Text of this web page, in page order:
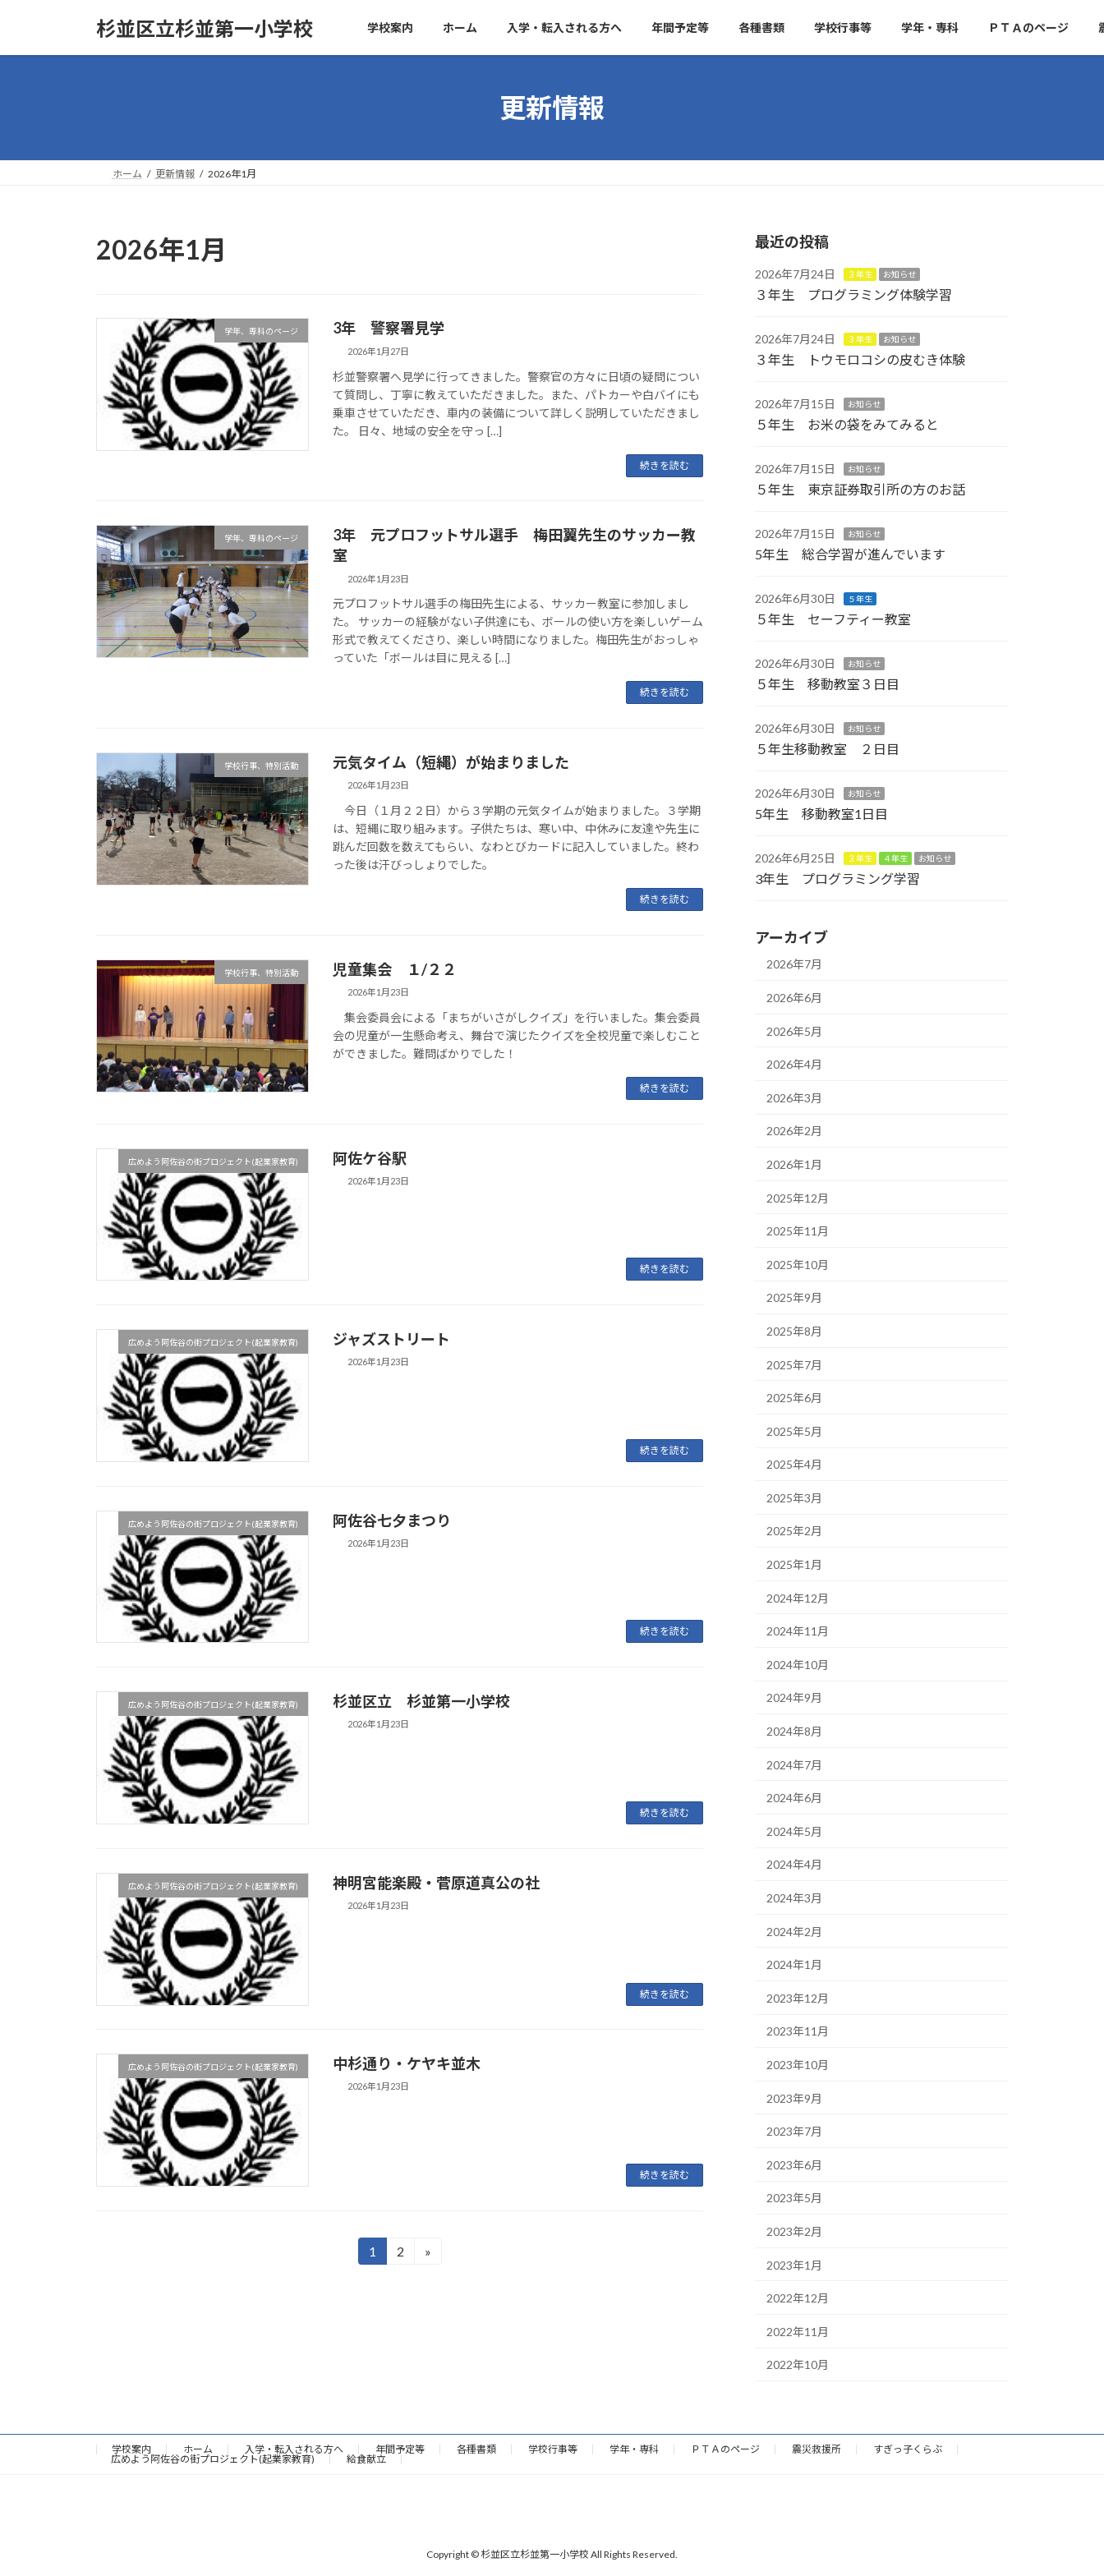
杉並区立杉並第一小学校 学校案内 ホーム 入学・転入される方へ 年間予定等 各種書類 学校行事等 学年・専科 ＰＴＡのページ
更新情報
ホーム 更新情報 2026年1月
2026年1月
学年、専科のページ 3年 警察署見学
2026年1月27日
杉並警察署へ見学に行ってきました。警察官の方々に日頃の疑問につい
て質問し、丁寧に教えていただきました。また、パトカーや白バイにも
乗車させていただき、車内の装備について詳しく説明していただきまし
た。 日々、地域の安全を守っ […]
続きを読む
学年、専科のページ
3年 元プロフットサル選手 梅田翼先生のサッカー教
室
2026年1月23日
元プロフットサル選手の梅田先生による、サッカー教室に参加しまし
た。 サッカーの経験がない子供達にも、ボールの使い方を楽しいゲーム
形式で教えてくださり、楽しい時間になりました。梅田先生がおっしゃ
っていた「ボールは目に見える […]
続きを読む
学校行事、特別活動 元気タイム（短縄）が始まりました
2026年1月23日
今日（１月２２日）から３学期の元気タイムが始まりました。３学期
は、短縄に取り組みます。子供たちは、寒い中、中休みに友達や先生に
跳んだ回数を数えてもらい、なわとびカードに記入していました。終わ
った後は汗びっしょりでした。
続きを読む
学校行事、特別活動 児童集会 １/２２
2026年1月23日
集会委員会による「まちがいさがしクイズ」を行いました。集会委員
会の児童が一生懸命考え、舞台で演じたクイズを全校児童で楽しむこと
ができました。難問ばかりでした！
続きを読む
広めよう阿佐谷の街プロジェクト(起業家教育) 阿佐ケ谷駅
2026年1月23日
続きを読む
広めよう阿佐谷の街プロジェクト(起業家教育) ジャズストリート
2026年1月23日
続きを読む
広めよう阿佐谷の街プロジェクト(起業家教育) 阿佐谷七夕まつり
2026年1月23日
続きを読む
広めよう阿佐谷の街プロジェクト(起業家教育) 杉並区立 杉並第一小学校
2026年1月23日
続きを読む
広めよう阿佐谷の街プロジェクト(起業家教育) 神明宮能楽殿・菅原道真公の社
2026年1月23日
続きを読む
広めよう阿佐谷の街プロジェクト(起業家教育) 中杉通り・ケヤキ並木
2026年1月23日
続きを読む
送
固
1
固
2 »
最近の投稿
2026年7月24日 ３年生 お知らせ
３年生 プログラミング体験学習
2026年7月24日 ３年生 お知らせ
３年生 トウモロコシの皮むき体験
2026年7月15日 お知らせ
５年生 お米の袋をみてみると
2026年7月15日 お知らせ
５年生 東京証券取引所の方のお話
2026年7月15日 お知らせ
5年生 総合学習が進んでいます
2026年6月30日 ５年生
５年生 セーフティー教室
2026年6月30日 お知らせ
５年生 移動教室３日目
2026年6月30日 お知らせ
５年生移動教室 ２日目
2026年6月30日 お知らせ
5年生 移動教室1日目
2026年6月25日 ３年生 ４年生 お知らせ
3年生 プログラミング学習
アーカイブ
2026年7月
2026年6月
2026年5月
2026年4月
2026年3月
2026年2月
2026年1月
2025年12月
2025年11月
2025年10月
2025年9月
2025年8月
2025年7月
2025年6月
2025年5月
2025年4月
2025年3月
2025年2月
2025年1月
2024年12月
2024年11月
2024年10月
2024年9月
2024年8月
2024年7月
2024年6月
2024年5月
2024年4月
2024年3月
2024年2月
2024年1月
2023年12月
2023年11月
2023年10月
2023年9月
2023年7月
2023年6月
2023年5月
2023年2月
2023年1月
2022年12月
2022年11月
2022年10月
学校案内 ホーム 入学・転入される方へ 年間予定等 各種書類 学校行事等 学年・専科 ＰＴＡのページ 震災救援所
すぎっ子くらぶ
広めよう阿佐谷の街プロジェクト(起業家教育)
給食献立
Copyright © 杉並区立杉並第一小学校 All Rights Reserved.